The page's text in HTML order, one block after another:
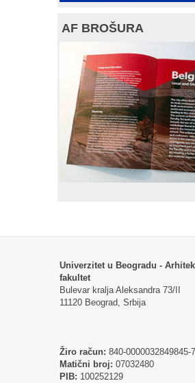
AF BROŠURA
Univerzitet u Beogradu -
fakultet
Bulevar kralja Aleksandra 73/II
11120 Beograd, Srbija
Žiro račun: 840-0000032849845-
Matični broj: 07032480
PIB: 100252129